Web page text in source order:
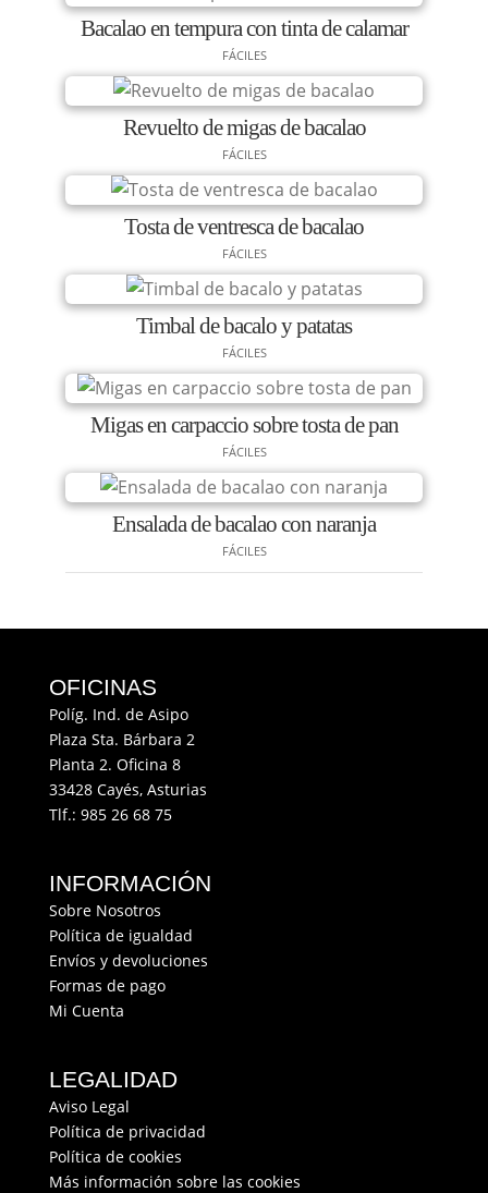
Bacalao en tempura con tinta de calamar
FÁCILES
Revuelto de migas de bacalao
FÁCILES
Tosta de ventresca de bacalao
FÁCILES
Timbal de bacalo y patatas
FÁCILES
Migas en carpaccio sobre tosta de pan
FÁCILES
Ensalada de bacalao con naranja
FÁCILES
OFICINAS
Políg. Ind. de Asipo
Plaza Sta. Bárbara 2
Planta 2. Oficina 8
33428 Cayés, Asturias
Tlf.: 985 26 68 75
INFORMACIÓN
Sobre Nosotros
Política de igualdad
Envíos y devoluciones
Formas de pago
Mi Cuenta
LEGALIDAD
Aviso Legal
Política de privacidad
Política de cookies
Más información sobre las cookies